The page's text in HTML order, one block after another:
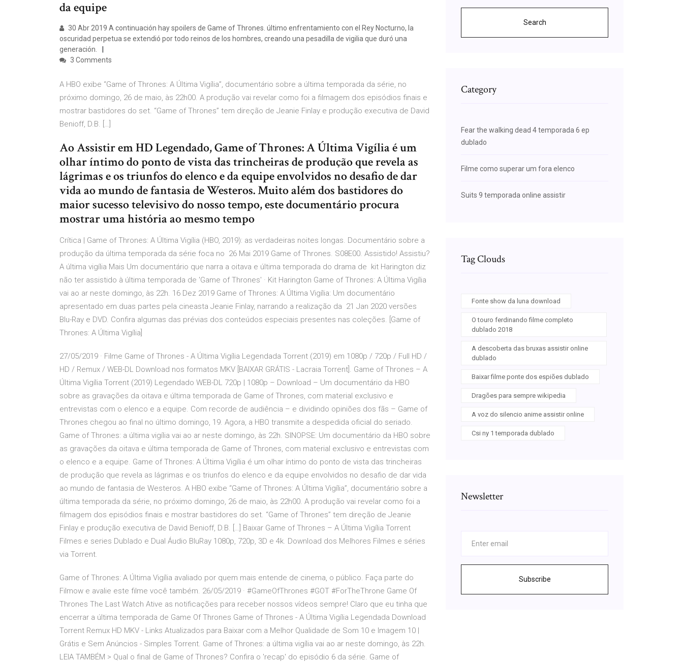
da equipe
30 Abr 2019 A continuación hay spoilers de Game of Thrones. último enfrentamiento con el Rey Nocturno, la
oscuridad perpetua se extendió por todo reinos de los hombres, creando una pesadilla de vigilia que duró una
generación.
3 Comments
A HBO exibe “Game of Thrones: A Última Vigília”, documentário sobre a última temporada da série, no
próximo domingo, 26 de maio, às 22h00. A produção vai revelar como foi a filmagem dos episódios finais e
mostrar bastidores do set. “Game of Thrones” tem direção de Jeanie Finlay e produção executiva de David
Benioff, D.B. […]
Ao Assistir em HD Legendado, Game of Thrones: A Última Vigília é um
olhar íntimo do ponto de vista das trincheiras de produção que revela as
lágrimas e os triunfos do elenco e da equipe envolvidos no desafio de dar
vida ao mundo de fantasia de Westeros. Muito além dos bastidores do
maior sucesso televisivo do nosso tempo, este documentário procura
mostrar uma história ao mesmo tempo
Crítica | Game of Thrones: A Última Vigília (HBO, 2019): as verdadeiras noites longas. Documentário sobre a
produção da última temporada da série foca no 26 Mai 2019 Game of Thrones. S08E00. Assistido! Assistiu?
A última vigília Mais Um documentário que narra a oitava e última temporada do drama de kit Harington diz
não ter assistido à última temporada de 'Game of Thrones' · Kit Harington Game of Thrones: A Última Vigília
vai ao ar neste domingo, às 22h. 16 Dez 2019 Game of Thrones: A Última Vigília: Um documentário
apresentado em duas partes pela cineasta Jeanie Finlay, narrando a realização da 21 Jan 2020 versões
Blu-Ray e DVD. Confira algumas das prévias dos conteúdos especiais presentes nas coleções. [Game of
Thrones: A Última Vigília]
27/05/2019 · Filme Game of Thrones - A Última Vigília Legendada Torrent (2019) em 1080p / 720p / Full HD /
HD / Remux / WEB-DL Download nos formatos MKV [BAIXAR GRÁTIS - Lacraia Torrent]. Game of Thrones – A
Última Vigília Torrent (2019) Legendado WEB-DL 720p | 1080p – Download – Um documentário da HBO
sobre as gravações da oitava e última temporada de Game of Thrones, com material exclusivo e
entrevistas com o elenco e a equipe. Com recorde de audiência – e dividindo opiniões dos fãs – Game of
Thrones chegou ao final no último domingo, 19. Agora, a HBO transmite a despedida oficial do seriado.
Game of Thrones: a última vigília vai ao ar neste domingo, às 22h. SINOPSE: Um documentário da HBO sobre
as gravações da oitava e última temporada de Game of Thrones, com material exclusivo e entrevistas com
o elenco e a equipe. Game of Thrones: A Última Vigília é um olhar íntimo do ponto de vista das trincheiras
de produção que revela as lágrimas e os triunfos do elenco e da equipe envolvidos no desafio de dar vida
ao mundo de fantasia de Westeros. A HBO exibe “Game of Thrones: A Última Vigília”, documentário sobre a
última temporada da série, no próximo domingo, 26 de maio, às 22h00. A produção vai revelar como foi a
filmagem dos episódios finais e mostrar bastidores do set. “Game of Thrones” tem direção de Jeanie
Finlay e produção executiva de David Benioff, D.B. […] Baixar Game of Thrones – A Última Vigília Torrent
Filmes e series Dublado e Dual Áudio BluRay 1080p, 720p, 3D e 4k. Download dos Melhores Filmes e séries
via Torrent.
Game of Thrones: A Última Vigília avaliado por quem mais entende de cinema, o público. Faça parte do
Filmow e avalie este filme você também. 26/05/2019 · #GameOfThrones #GOT #ForTheThrone Game Of
Thrones The Last Watch Ative as notificações para receber nossos vídeos sempre! Claro que eu tinha que
encerrar a última temporada de Game Of Thrones Game of Thrones - A Última Vigília Legendada Download
Torrent Remux HD MKV - Links Atualizados para Baixar com a Melhor Qualidade de Som 10 e Imagem 10 |
Grátis e Sem Anúncios - Simples Torrent. Game of Thrones: a última vigília vai ao ar neste domingo, às 22h.
LEIA TAMBÉM > Qual o final de Game of Thrones? Confira o 'recap' do episódio 6 da série. Game of
Search
Category
Fear the walking dead 4 temporada 6 ep
dublado
Filme como superar um fora elenco
Suits 9 temporada online assistir
Tag Clouds
Fonte show da luna download
O touro ferdinando filme completo
dublado 2018
A descoberta das bruxas assistir online
dublado
Baixar filme ponte dos espiões dublado
Dragões para sempre wikipedia
A voz do silencio anime assistir online
Csi ny 1 temporada dublado
Newsletter
Subscribe